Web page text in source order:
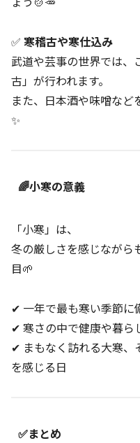
✅ 寒稽古や寒仕込み
武道や芸事の世界では、
古」が行われます。
また、日本酒や味噌な
✨
🌈小寒の意義
「小寒」は、
冬の厳しさを感じながら
目🌱
✔ 一年で最も寒い季節に
✔ 寒さの中で健康や暮ら
✔ まもなく訪れる大寒、
を感じる日
✅まとめ